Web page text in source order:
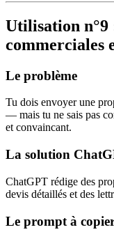
Utilisation n°9
commerciales
Le problème
Tu dois envoyer une
— mais tu ne sais pas
et convaincant.
La solution
ChatGPT rédige des
devis détaillés et des
Le prompt à